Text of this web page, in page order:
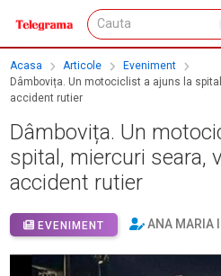
Acasa Articole
Eveniment
Dâmbovița. Un motociclist a ajuns la
accident rutier
Dâmbovița. Un
spital, miercuri seara,
accident rutier
EVENIMENT ANA MARIA